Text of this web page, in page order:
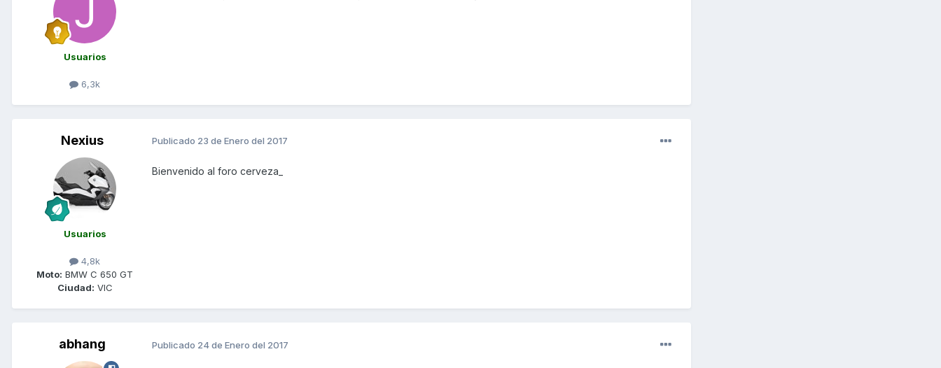
Usuarios
6,3k
Nexius
Usuarios
4,8k
Moto: BMW C 650 GT
Ciudad: VIC
Publicado 23 de Enero del 2017
Bienvenido al foro cerveza_
abhang Publicado 24 de Enero del 2017